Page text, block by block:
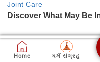
Home ધર્મ સંગ્રહ